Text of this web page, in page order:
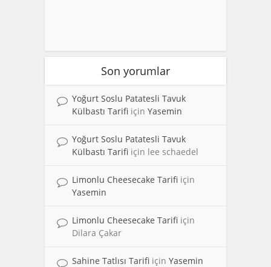
Son yorumlar
Yoğurt Soslu Patatesli Tavuk
Külbastı Tarifi için Yasemin
Yoğurt Soslu Patatesli Tavuk
Külbastı Tarifi için lee schaedel
Limonlu Cheesecake Tarifi için
Yasemin
Limonlu Cheesecake Tarifi için
Dilara Çakar
Sahine Tatlısı Tarifi için Yasemin